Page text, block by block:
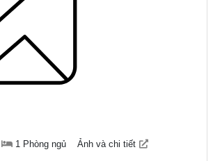
1 Phòng ngủ Ảnh và chi tiết